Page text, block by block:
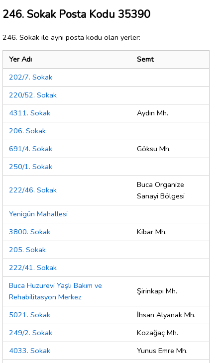
246. Sokak Posta Kodu 35390
246. Sokak ile aynı posta kodu olan yerler:
Yer Adı
Semt
202/7. Sokak
220/52. Sokak
4311. Sokak
Aydın Mh.
206. Sokak
691/4. Sokak
Göksu Mh.
250/1. Sokak
222/46. Sokak
Buca Organize
Sanayi Bölgesi
Yenigün Mahallesi
3800. Sokak
Kibar Mh.
205. Sokak
222/41. Sokak
Buca Huzurevi Yaşlı Bakım ve
Rehabilitasyon Merkez
Şirinkapı Mh.
5021. Sokak
İhsan Alyanak Mh.
249/2. Sokak
Kozağaç Mh.
4033. Sokak
Yunus Emre Mh.